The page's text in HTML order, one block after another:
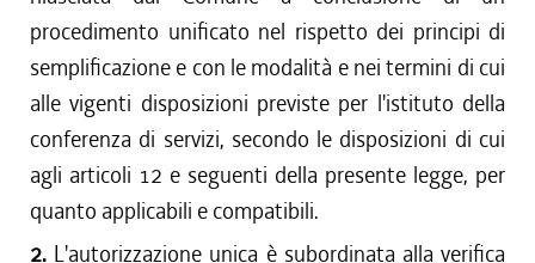
procedimento unificato nel rispetto dei principi di
semplificazione e con le modalità e nei termini di cui
alle vigenti disposizioni previste per l'istituto della
conferenza di servizi, secondo le disposizioni di cui
agli articoli 12 e seguenti della presente legge, per
quanto applicabili e compatibili.
2. L'autorizzazione unica è subordinata alla verifica